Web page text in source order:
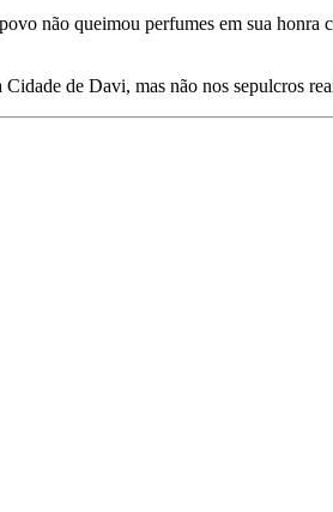
não queimou perfumes em sua honra
de Davi, mas não nos sepulcros